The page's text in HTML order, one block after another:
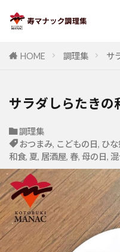
HOME 調理集 サ
サラダしらたきの
調理集
おつまみ, こどもの日, ひな
和食, 夏, 居酒屋, 春, 母の日,